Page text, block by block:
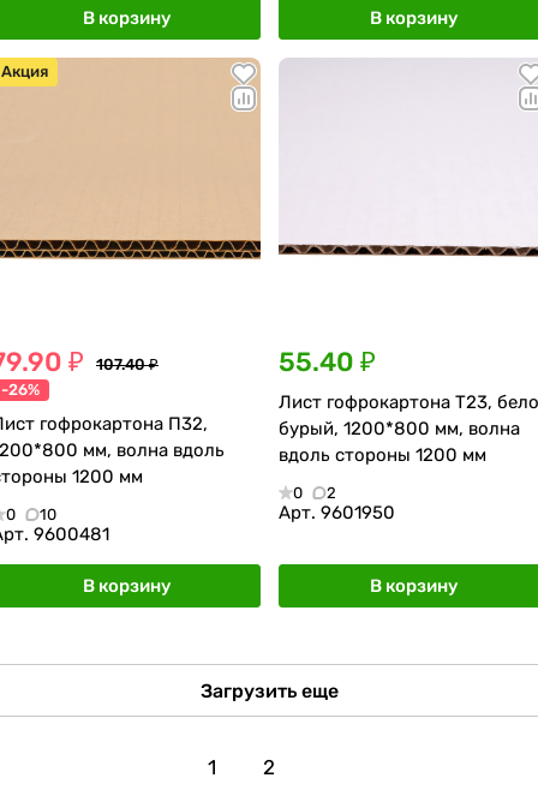
В корзину В корзину
Акция
₽
107.40 ₽
-26%
гофрокартона П32,
мм, волна вдоль
1200 мм
0 10
9600481
В корзину
55.40 ₽
Лист гофрокартона Т23,
бурый, 1200*800 мм, волна
вдоль стороны 1200 мм
0 2
Арт. 9601950
В корзину
Загрузить еще
1 2